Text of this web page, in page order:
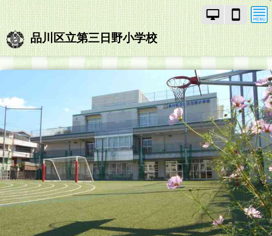
PC
モ
ー
ド
で
画
面
を
切
り
替
え
ス
マ
ー
ト
フ
ォ
ン
モ
ー
ド
で
画
面
を
切
り
替
え
品川区立第三日野小学校